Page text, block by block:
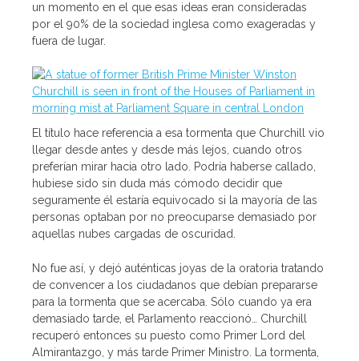
un momento en el que esas ideas eran consideradas
por el 90% de la sociedad inglesa como exageradas y
fuera de lugar.
El título hace referencia a esa tormenta que Churchill vio
llegar desde antes y desde más lejos, cuando otros
preferían mirar hacia otro lado. Podría haberse callado,
hubiese sido sin duda más cómodo decidir que
seguramente él estaría equivocado si la mayoría de las
personas optaban por no preocuparse demasiado por
aquellas nubes cargadas de oscuridad.
No fue así, y dejó auténticas joyas de la oratoria tratando
de convencer a los ciudadanos que debían prepararse
para la tormenta que se acercaba. Sólo cuando ya era
demasiado tarde, el Parlamento reaccionó… Churchill
recuperó entonces su puesto como Primer Lord del
Almirantazgo, y más tarde Primer Ministro. La tormenta,